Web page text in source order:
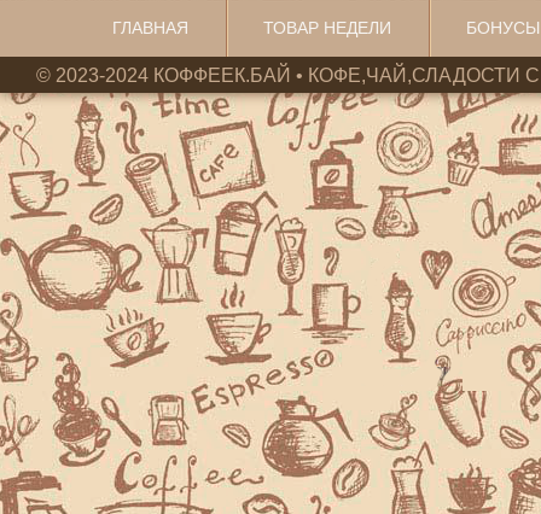
ГЛАВНАЯ ТОВАР НЕДЕЛИ
© 2023-2024 КОФФЕЕК.БАЙ • КОФЕ,ЧАЙ,СЛАДОСТИ С